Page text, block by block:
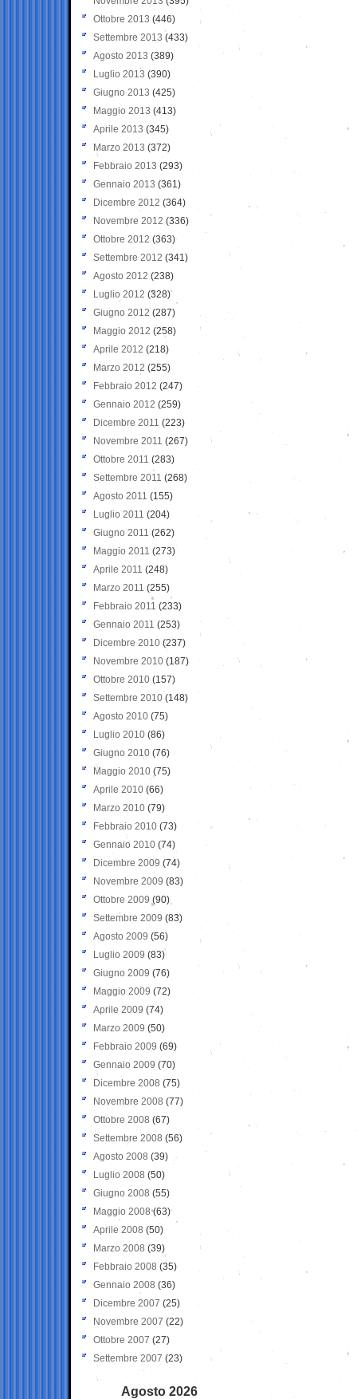
Ottobre 2013 (446)
Settembre 2013 (433)
Agosto 2013 (389)
Luglio 2013 (390)
Giugno 2013 (425)
Maggio 2013 (413)
Aprile 2013 (345)
Marzo 2013 (372)
Febbraio 2013 (293)
Gennaio 2013 (361)
Dicembre 2012 (364)
Novembre 2012 (336)
Ottobre 2012 (363)
Settembre 2012 (341)
Agosto 2012 (238)
Luglio 2012 (328)
Giugno 2012 (287)
Maggio 2012 (258)
Aprile 2012 (218)
Marzo 2012 (255)
Febbraio 2012 (247)
Gennaio 2012 (259)
Dicembre 2011 (223)
Novembre 2011 (267)
Ottobre 2011 (283)
Settembre 2011 (268)
Agosto 2011 (155)
Luglio 2011 (204)
Giugno 2011 (262)
Maggio 2011 (273)
Aprile 2011 (248)
Marzo 2011 (255)
Febbraio 2011 (233)
Gennaio 2011 (253)
Dicembre 2010 (237)
Novembre 2010 (187)
Ottobre 2010 (157)
Settembre 2010 (148)
Agosto 2010 (75)
Luglio 2010 (86)
Giugno 2010 (76)
Maggio 2010 (75)
Aprile 2010 (66)
Marzo 2010 (79)
Febbraio 2010 (73)
Gennaio 2010 (74)
Dicembre 2009 (74)
Novembre 2009 (83)
Ottobre 2009 (90)
Settembre 2009 (83)
Agosto 2009 (56)
Luglio 2009 (83)
Giugno 2009 (76)
Maggio 2009 (72)
Aprile 2009 (74)
Marzo 2009 (50)
Febbraio 2009 (69)
Gennaio 2009 (70)
Dicembre 2008 (75)
Novembre 2008 (77)
Ottobre 2008 (67)
Settembre 2008 (56)
Agosto 2008 (39)
Luglio 2008 (50)
Giugno 2008 (55)
Maggio 2008(63)
Aprile 2008 (50)
Marzo 2008 (39)
Febbraio 2008 (35)
Gennaio 2008 (36)
Dicembre 2007 (25)
Novembre 2007 (22)
Ottobre 2007 (27)
Settembre 2007 (23)
Agosto 2026